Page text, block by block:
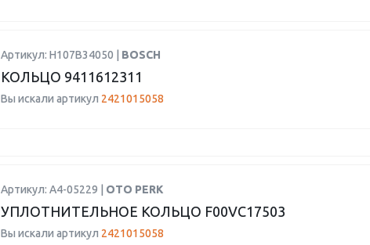
Артикул: H107B34050 | BOSCH
КОЛЬЦО 9411612311
Вы искали артикул 2421015058
Артикул: A4-05229 | OTO PERK
УПЛОТНИТЕЛЬНОЕ КОЛЬЦО F00VC17503
Вы искали артикул 2421015058